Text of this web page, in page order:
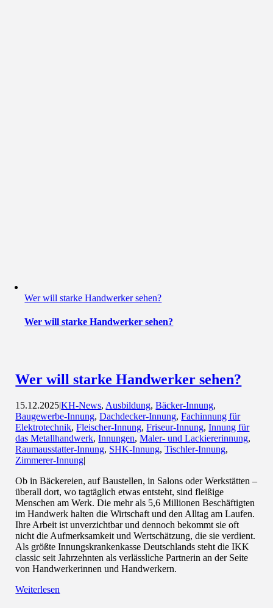
Wer will starke Handwerker sehen?
Wer will starke Handwerker sehen?
Wer will starke Handwerker sehen?
15.12.2025|KH-News, Ausbildung,Bäcker-Innung,
Baugewerbe-Innung,Dachdecker-Innung,Fachinnung für
Elektrotechnik,Fleischer-Innung,Friseur-Innung,Innung für
das Metallhandwerk,Innungen,Maler- und Lackiererinnung,
Raumausstatter-Innung, SHK-Innung,Tischler-Innung,
Zimmerer-Innung|
Ob in Bäckereien, auf Baustellen, in Salons oder Werkstätten –
überall dort, wo tagtäglich etwas entsteht, sind fleißige
Menschen am Werk. Die mehr als 5,6 Millionen Beschäftigten
im Handwerk halten die Wirtschaft und den Alltag am Laufen.
Ihre Arbeit ist unverzichtbar und dennoch bekommt sie oft
nicht die Aufmerksamkeit und Wertschätzung, die sie verdient.
Als größte Innungskrankenkasse Deutschlands steht die IKK
classic seit Jahrzehnten als verlässliche Partnerin an der Seite
von Handwerkerinnen und Handwerkern.
Weiterlesen